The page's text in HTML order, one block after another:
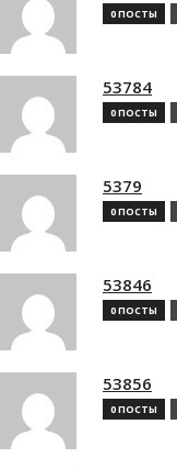
0 ПОСТЫ
53784
0 ПОСТЫ
5379
0 ПОСТЫ
53846
0 ПОСТЫ
53856
0 ПОСТЫ